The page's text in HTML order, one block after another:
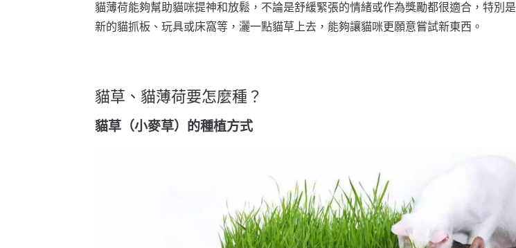
貓薄荷能夠幫助貓咪提神和放鬆，不論是舒緩緊張的情緒或作為獎勵都很適合，特別是
新的貓抓板、玩具或床窩等，灑一點貓草上去，能夠讓貓咪更願意嘗試新東西。
貓草、貓薄荷要怎麼種？
貓草（小麥草）的種植方式